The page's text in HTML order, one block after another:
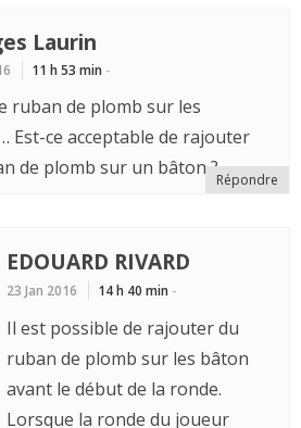
Laurin
11 h 53 min -
ruban de plomb sur les
Est-ce acceptable de rajouter
de plomb sur un bâton ?
Répondre
EDOUARD RIVARD
23 Jan 2016 14 h 40 min -
Il est possible de rajouter du
ruban de plomb sur les bâton
avant le début de la ronde.
Lorsque la ronde du joueur